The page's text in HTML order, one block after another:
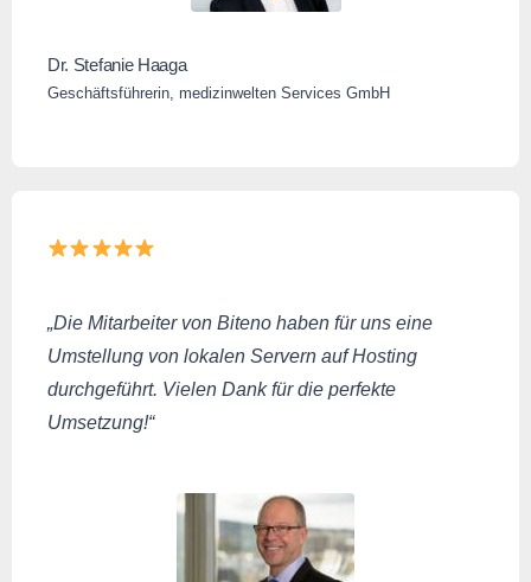
Dr. Stefanie Haaga
Geschäftsführerin, medizinwelten Services GmbH
„Die Mitarbeiter von Biteno haben für uns eine
Umstellung von lokalen Servern auf Hosting
durchgeführt. Vielen Dank für die perfekte
Umsetzung!“